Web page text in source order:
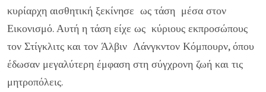
κυρίαρχη αισθητική ξεκίνησε ως τάση μέσα στον
Εικονισμό. Αυτή η τάση είχε ως κύριους εκπροσώπους
τον Στίγκλιτς και τον Άλβιν Λάνγκντον Κόμπουρν, όπου
έδωσαν μεγαλύτερη έμφαση στη σύγχρονη ζωή και τις
μητροπόλεις.